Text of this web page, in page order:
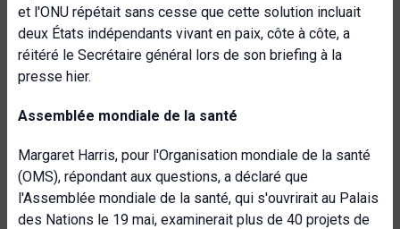
et l'ONU répétait sans cesse que cette solution incluait
deux États indépendants vivant en paix, côte à côte, a
réitéré le Secrétaire général lors de son briefing à la
presse hier.
Assemblée mondiale de la santé
Margaret Harris, pour l'Organisation mondiale de la santé
(OMS), répondant aux questions, a déclaré que
l'Assemblée mondiale de la santé, qui s'ouvrirait au Palais
des Nations le 19 mai, examinerait plus de 40 projets de